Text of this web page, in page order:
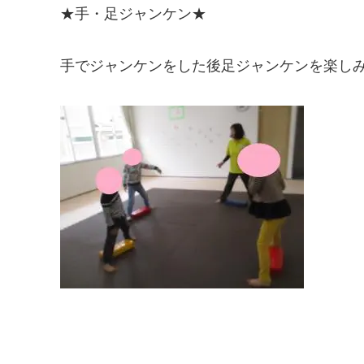
★手・足ジャンケン★
手でジャンケンをした後足ジャンケンを楽し